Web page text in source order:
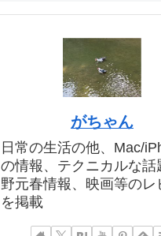
がちゃん
日常の生活の他、Mac/
の情報、テクニカルな話
野元春情報、映画等のレ
を掲載